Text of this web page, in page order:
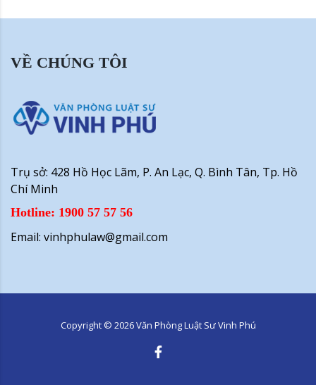
VỀ CHÚNG TÔI
Trụ sở: 428 Hồ Học Lãm, P. An Lạc, Q. Bình Tân, Tp. Hồ
Chí Minh
Hotline: 1900 57 57 56
Email: vinhphulaw@gmail.com
Copyright © 2026Văn Phòng Luật Sư Vinh Phú